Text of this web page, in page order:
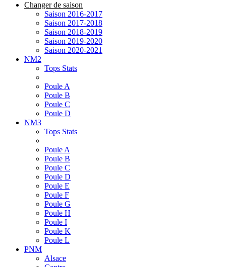
Changer de saison
Saison 2016-2017
Saison 2017-2018
Saison 2018-2019
Saison 2019-2020
Saison 2020-2021
NM2
Tops Stats
Poule A
Poule B
Poule C
Poule D
NM3
Tops Stats
Poule A
Poule B
Poule C
Poule D
Poule E
Poule F
Poule G
Poule H
Poule I
Poule K
Poule L
PNM
Alsace